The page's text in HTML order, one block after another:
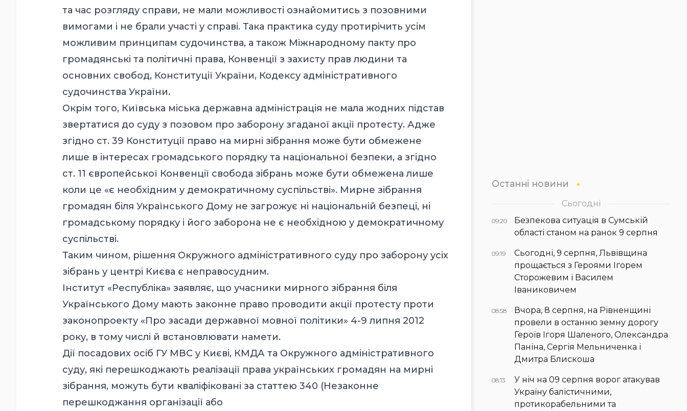
та час розгляду справи, не мали можливості ознайомитись з позовними
вимогами і не брали участі у справі. Така практика суду протирічить усім
можливим принципам судочинства, а також Міжнародному пакту про
громадянські та політичні права, Конвенції з захисту прав людини та
основних свобод, Конституції України, Кодексу адміністративного
судочинства України.
Окрім того, Київська міська державна адміністрація не мала жодних підстав
звертатися до суду з позовом про заборону згаданої акції протесту. Адже
згідно ст. 39 Конституції право на мирні зібрання може бути обмежене
лише в інтересах громадського порядку та національної безпеки, а згідно
ст. 11 європейської Конвенції свобода зібрань може бути обмежена лише
коли це «є необхідним у демократичному суспільстві». Мирне зібрання
громадян біля Українського Дому не загрожує ні національній безпеці, ні
громадському порядку і його заборона не є необхідною у демократичному
суспільстві.
Таким чином, рішення Окружного адміністративного суду про заборону усіх
зібрань у центрі Києва є неправосудним.
Інститут «Республіка» заявляє, що учасники мирного зібрання біля
Українського Дому мають законне право проводити акції протесту проти
законопроекту «Про засади державної мовної політики» 4-9 липня 2012
року, в тому числі й встановлювати намети.
Дії посадових осіб ГУ МВС у Києві, КМДА та Окружного адміністративного
суду, які перешкоджають реалізації права українських громадян на мирні
зібрання, можуть бути кваліфіковані за статтею 340 (Незаконне
перешкоджання організації або
Останні новини
Сьогодні
09:20
Безпекова ситуація в Сумській
області станом на ранок 9 серпня
09:19
Сьогодні, 9 серпня, Львівщина
прощається з Героями Ігорем
Сторожевим і Василем
Іваниковичем
08:58
Вчора, 8 серпня, на Рівненщині
провели в останню земну дорогу
Героїв Ігоря Шаленого, Олександра
Паніна, Сергія Мельниченка і
Дмитра Блискоша
08:13
У ніч на 09 серпня ворог атакував
Україну балістичними,
протикорабельними та